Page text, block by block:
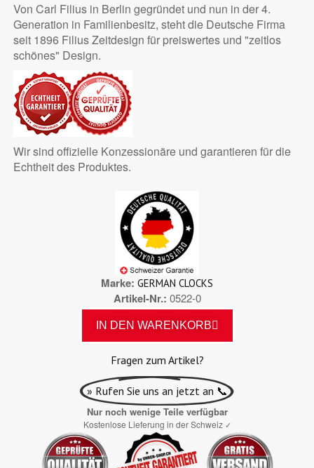
Von Carl Filius in Berlin gegründet und nun in der 4.
Generation in Familienbesitz, steht die Deutsche Firma
seit 1896 Filius Zeitdesign für preiswertes und "zeitlos
schönes" Design.
Wir sind offizielle Konzessionäre und garantieren für die
Echtheit des Produktes.
Marke GERMAN CLOCKS
Artikel-Nr. 0522-0
IN DEN WARENKORB
Fragen zum Artikel?
» Rufen Sie uns an jetzt an 📞
Nur noch wenige Teile verfügbar
Kostenlose Lieferung in der Schweiz ✓